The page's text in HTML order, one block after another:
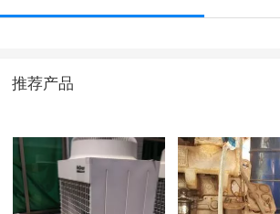
推荐产品